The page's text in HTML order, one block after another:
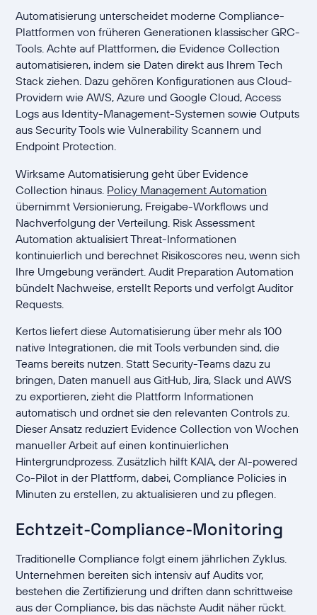
Automatisierung unterscheidet moderne Compliance-
Plattformen von früheren Generationen klassischer GRC-
Tools. Achte auf Plattformen, die Evidence Collection
automatisieren, indem sie Daten direkt aus Ihrem Tech
Stack ziehen. Dazu gehören Konfigurationen aus Cloud-
Providern wie AWS, Azure und Google Cloud, Access
Logs aus Identity-Management-Systemen sowie Outputs
aus Security Tools wie Vulnerability Scannern und
Endpoint Protection.
Wirksame Automatisierung geht über Evidence
Collection hinaus. Policy Management Automation
übernimmt Versionierung, Freigabe-Workflows und
Nachverfolgung der Verteilung. Risk Assessment
Automation aktualisiert Threat-Informationen
kontinuierlich und berechnet Risikoscores neu, wenn sich
Ihre Umgebung verändert. Audit Preparation Automation
bündelt Nachweise, erstellt Reports und verfolgt Auditor
Requests.
Kertos liefert diese Automatisierung über mehr als 100
native Integrationen, die mit Tools verbunden sind, die
Teams bereits nutzen. Statt Security-Teams dazu zu
bringen, Daten manuell aus GitHub, Jira, Slack und AWS
zu exportieren, zieht die Plattform Informationen
automatisch und ordnet sie den relevanten Controls zu.
Dieser Ansatz reduziert Evidence Collection von Wochen
manueller Arbeit auf einen kontinuierlichen
Hintergrundprozess. Zusätzlich hilft KAIA, der AI-powered
Co-Pilot in der Plattform, dabei, Compliance Policies in
Minuten zu erstellen, zu aktualisieren und zu pflegen.
Echtzeit-Compliance-Monitoring
Traditionelle Compliance folgt einem jährlichen Zyklus.
Unternehmen bereiten sich intensiv auf Audits vor,
bestehen die Zertifizierung und driften dann schrittweise
aus der Compliance, bis das nächste Audit näher rückt.